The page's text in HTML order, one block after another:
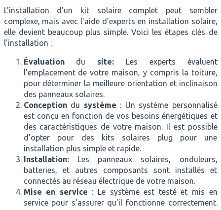
L'installation d'un kit solaire complet peut sembler
complexe, mais avec l'aide d'experts en installation solaire,
elle devient beaucoup plus simple. Voici les étapes clés de
l'installation :
Évaluationdu site: Les experts évaluent
l'emplacement de votre maison, y compris la toiture,
pour déterminer la meilleure orientation et inclinaison
des panneaux solaires.
Conceptiondu système : Un système personnalisé
est conçu en fonction de vos besoins énergétiques et
des caractéristiques de votre maison. Il est possible
d'opter pour des kits solaires plug pour une
installation plus simple et rapide.
Installation:Les panneaux solaires, onduleurs,
batteries, et autres composants sont installés et
connectés au réseau électrique de votre maison.
Mise en service : Le système est testé et mis en
service pour s'assurer qu'il fonctionne correctement.